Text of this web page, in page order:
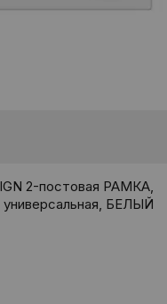
2-постовая РАМКА,
универсальная, БЕЛЫЙ